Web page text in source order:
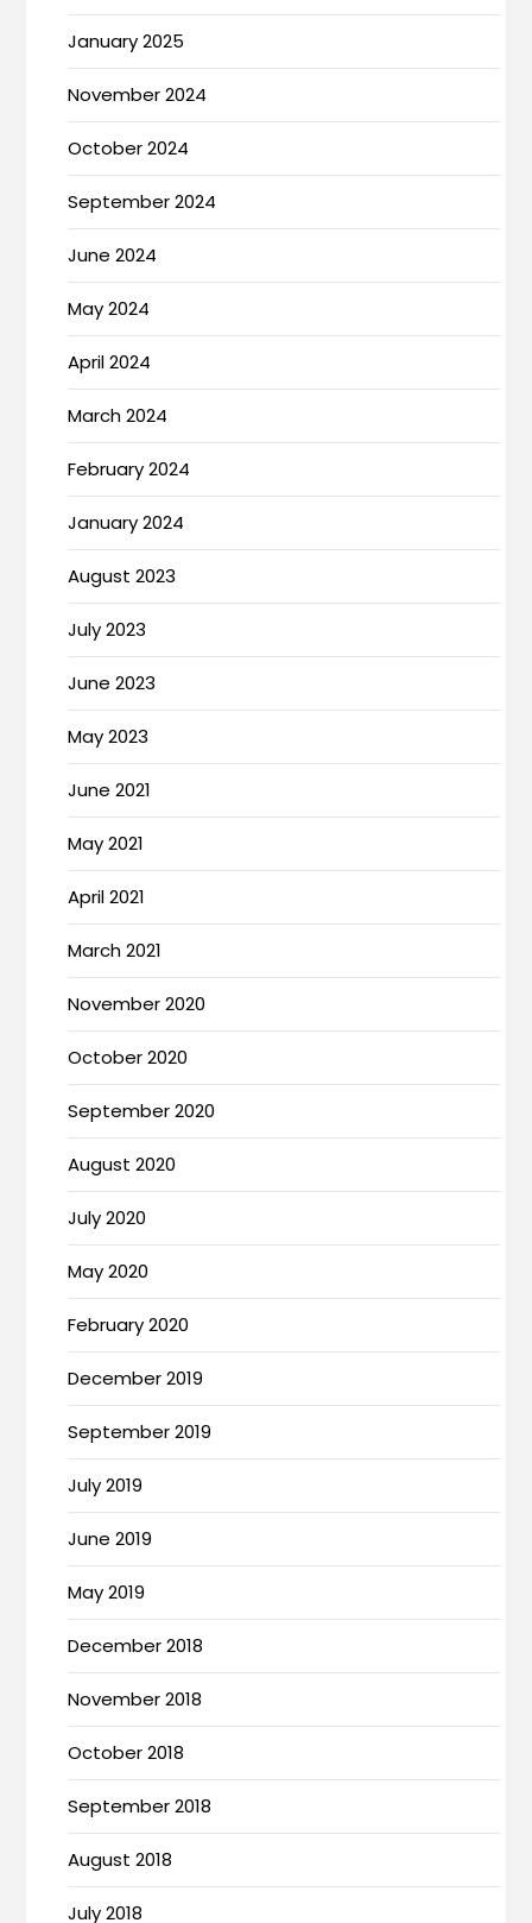
January 2025
November 2024
October 2024
September 2024
June 2024
May 2024
April 2024
March 2024
February 2024
January 2024
August 2023
July 2023
June 2023
May 2023
June 2021
May 2021
April 2021
March 2021
November 2020
October 2020
September 2020
August 2020
July 2020
May 2020
February 2020
December 2019
September 2019
July 2019
June 2019
May 2019
December 2018
November 2018
October 2018
September 2018
August 2018
July 2018